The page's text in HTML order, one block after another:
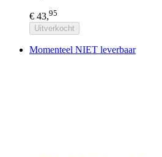
€ 43,95
Uitverkocht
Momenteel NIET leverbaar